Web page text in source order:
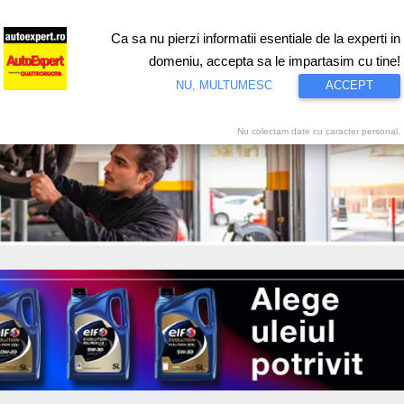
Test drive Motorsport Proiecte speciale Video
Ca sa nu pierzi informatii esentiale de la experti in
domeniu, accepta sa le impartasim cu tine!
NU, MULTUMESC ACCEPT
Nu colectam date cu caracter personal.